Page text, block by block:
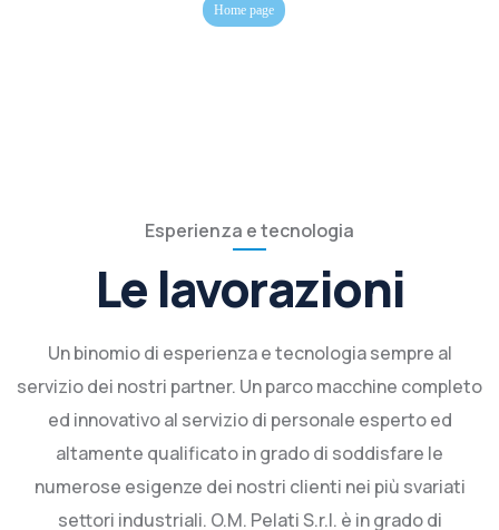
Home page
Esperienza e tecnologia
Le lavorazioni
Un binomio di esperienza e tecnologia sempre al
servizio dei nostri partner. Un parco macchine completo
ed innovativo al servizio di personale esperto ed
altamente qualificato in grado di soddisfare le
numerose esigenze dei nostri clienti nei più svariati
settori industriali. O.M. Pelati S.r.l. è in grado di